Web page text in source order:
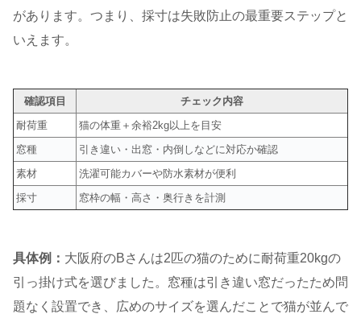
があります。つまり、採寸は失敗防止の最重要ステップと
いえます。
確認項目
チェック内容
耐荷重
猫の体重＋余裕2kg以上を目安
窓種
引き違い・出窓・内倒しなどに対応か確認
素材
洗濯可能カバーや防水素材が便利
採寸
窓枠の幅・高さ・奥行きを計測
具体例： 大阪府のBさんは2匹の猫のために耐荷重20kgの
引っ掛け式を選びました。窓種は引き違い窓だったため問
題なく設置でき、広めのサイズを選んだことで猫が並んで